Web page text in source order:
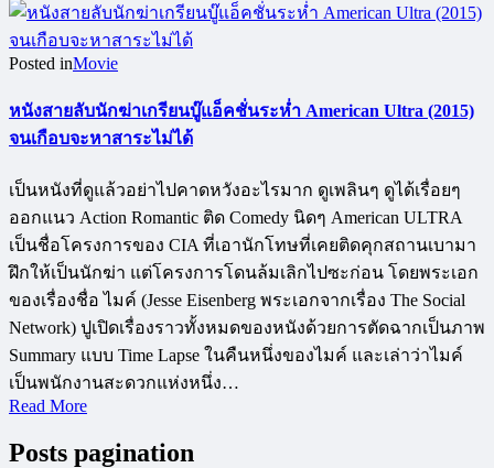
Posted inMovie
หนังสายลับนักฆ่าเกรียนบู๊แอ็คชั่นระห่ำ American Ultra (2015)
จนเกือบจะหาสาระไม่ได้
เป็นหนังที่ดูแล้วอย่าไปคาดหวังอะไรมาก ดูเพลินๆ ดูได้เรื่อยๆ
ออกแนว Action Romantic ติด Comedy นิดๆ American ULTRA
เป็นชื่อโครงการของ CIA ที่เอานักโทษที่เคยติดคุกสถานเบามา
ฝึกให้เป็นนักฆ่า แต่โครงการโดนล้มเลิกไปซะก่อน โดยพระเอก
ของเรื่องชื่อ ไมค์ (Jesse Eisenberg พระเอกจากเรื่อง The Social
Network) ปูเปิดเรื่องราวทั้งหมดของหนังด้วยการตัดฉากเป็นภาพ
Summary แบบ Time Lapse ในคืนหนึ่งของไมค์ และเล่าว่าไมค์
เป็นพนักงานสะดวกแห่งหนึ่ง…
Read More
Posts pagination